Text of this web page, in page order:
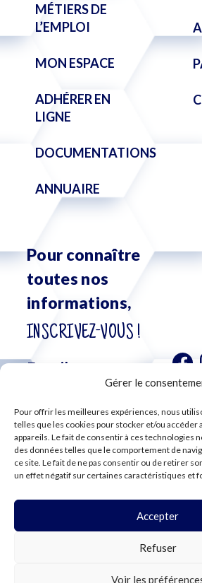
Gérer le
Pour offrir les meilleures expériences, nous
telles que les cookies pour stocker et/ou accéder
appareils. Le fait de consentir à ces technologies
des données telles que le comportement de
ce site. Le fait de ne pas consentir ou de retirer
un effet négatif sur certaines caractéristiques et
Accepter
Refuser
Voir les
MÉTIERS DE
L’EMPLOI
MON ESPACE
ADHÉRER EN
LIGNE
DOCUMENTATIONS
ANNUAIRE
Pour connaître
toutes nos
informations,
INSCRIVEZ-VOUS !
S'abonner à
notre
newsletter